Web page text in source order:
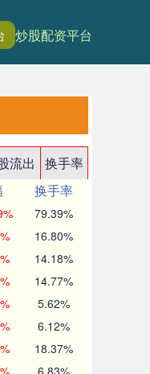
炒股配资平台
流出
换手率
换手率
79.39%
16.80%
14.18%
14.77%
5.62%
6.12%
18.37%
6.83%